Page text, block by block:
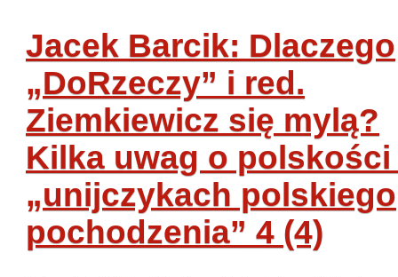
Jacek Barcik: Dlaczego
„DoRzeczy” i red.
Ziemkiewicz się mylą?
Kilka uwag o polskości
„unijczykach polskiego
pochodzenia” 4 (4)